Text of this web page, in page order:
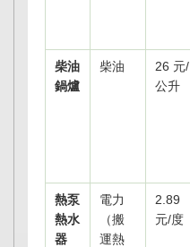
柴油
鍋爐
柴油
26 元/
公升
熱泵
熱水
器
電力
（搬
運熱
2.89
元/度